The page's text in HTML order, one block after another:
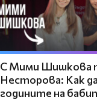
С Мими Шишкова
Несторова: Как
годините на